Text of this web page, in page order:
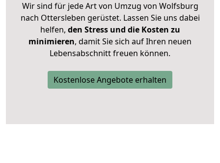
Wir sind für jede Art von Umzug von Wolfsburg
nach Ottersleben gerüstet. Lassen Sie uns dabei
helfen, den Stress und die Kosten zu
minimieren, damit Sie sich auf Ihren neuen
Lebensabschnitt freuen können.
Kostenlose Angebote erhalten